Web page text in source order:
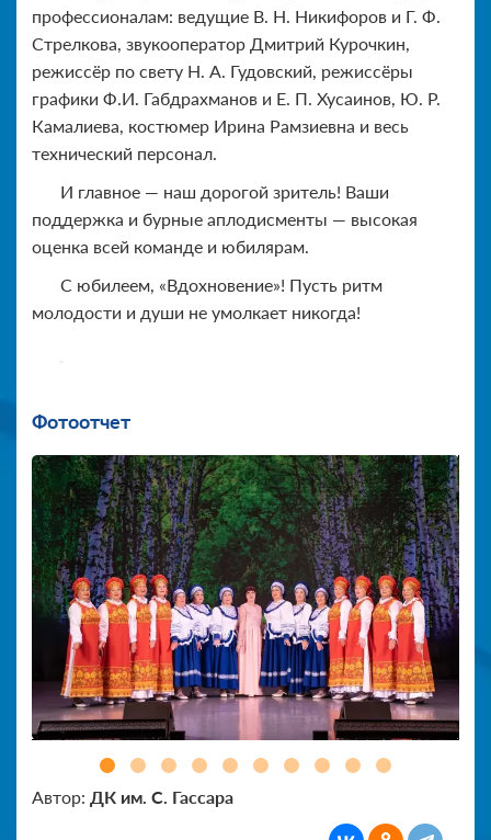
профессионалам: ведущие В. Н. Никифоров и Г. Ф.
Стрелкова, звукооператор Дмитрий Курочкин,
режиссёр по свету Н. А. Гудовский, режиссёры
графики Ф.И. Габдрахманов и Е. П. Хусаинов, Ю. Р.
Камалиева, костюмер Ирина Рамзиевна и весь
технический персонал.
И главное — наш дорогой зритель! Ваши
поддержка и бурные аплодисменты — высокая
оценка всей команде и юбилярам.
С юбилеем, «Вдохновение»! Пусть ритм
молодости и души не умолкает никогда!
Фотоотчет
Автор: ДК им. С. Гассара